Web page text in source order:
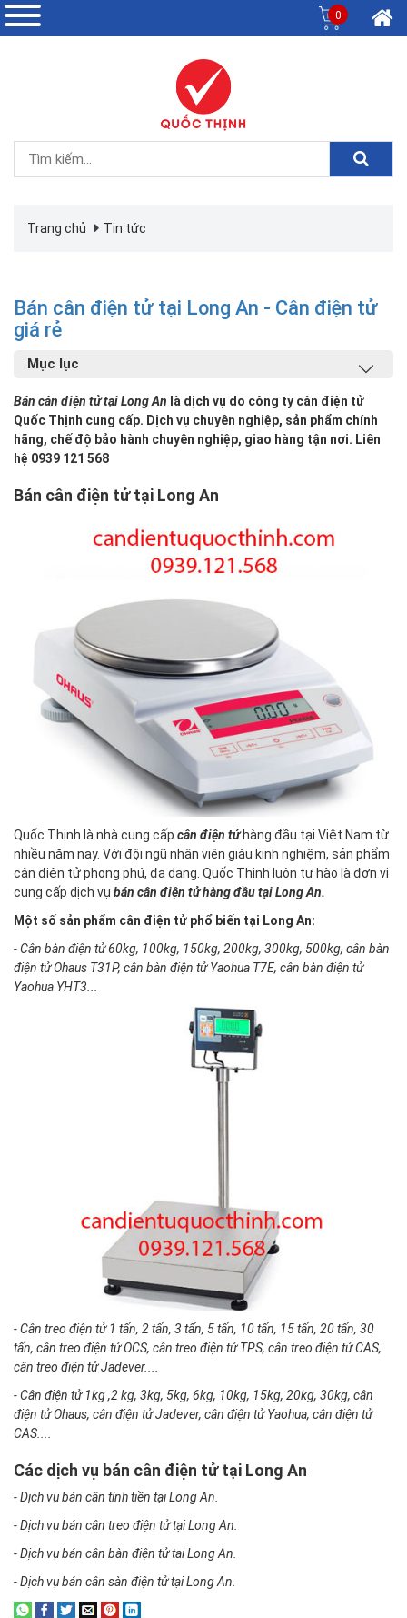
0
Trang chủ Tin tức
Bán cân điện tử tại Long An - Cân điện tử
giá rẻ
Mục lục
Bán cân điện tử tại Long An là dịch vụ do công ty cân điện tử
Quốc Thịnh cung cấp. Dịch vụ chuyên nghiệp, sản phẩm chính
hãng, chế độ bảo hành chuyên nghiệp, giao hàng tận nơi. Liên
hệ 0939 121 568
Bán cân điện tử tại Long An
Quốc Thịnh là nhà cung cấp cân điện tửhàng đầu tại Việt Nam từ
nhiều năm nay. Với đội ngũ nhân viên giàu kinh nghiệm, sản phẩm
cân điện tử phong phú, đa dạng. Quốc Thịnh luôn tự hào là đơn vị
cung cấp dịch vụ bán cân điện tử hàng đầu tại Long An.
Một số sản phẩm cân điện tử phổ biến tại Long An:
- Cân bàn điện tử 60kg, 100kg, 150kg, 200kg, 300kg, 500kg, cân bàn
điện tử Ohaus T31P, cân bàn điện tử Yaohua T7E, cân bàn điện tử
Yaohua YHT3...
- Cân treo điện tử 1 tấn, 2 tấn, 3 tấn, 5 tấn, 10 tấn, 15 tấn, 20 tấn, 30
tấn, cân treo điện tử OCS, cân treo điện tử TPS, cân treo điện tử CAS,
cân treo điện tử Jadever....
- Cân điện tử 1kg ,2 kg, 3kg, 5kg, 6kg, 10kg, 15kg, 20kg, 30kg, cân
điện tử Ohaus, cân điện tử Jadever, cân điện tử Yaohua, cân điện tử
CAS....
Các dịch vụ bán cân điện tử tại Long An
- Dịch vụ bán cân tính tiền tại Long An.
- Dịch vụ bán cân treo điện tử tại Long An.
- Dịch vụ bán cân bàn điện tử tai Long An.
- Dịch vụ bán cân sàn điện tử tại Long An.